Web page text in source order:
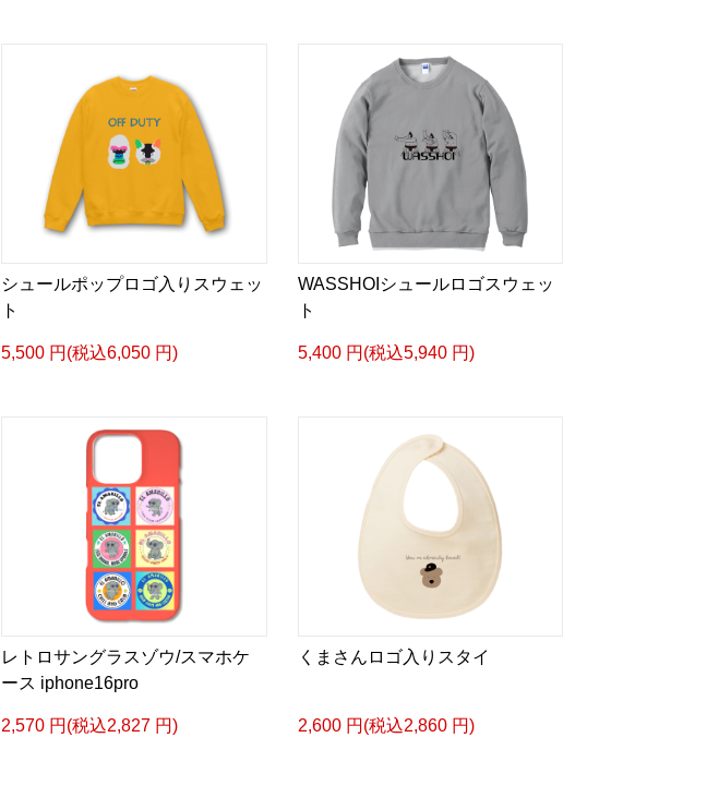
シュールポップロゴ入りスウェッ
ト
5,500 円(税込6,050 円)
WASSHOIシュールロゴスウェッ
ト
5,400 円(税込5,940 円)
レトロサングラスゾウ/スマホケ
ース iphone16pro
2,570 円(税込2,827 円)
くまさんロゴ入りスタイ
2,600 円(税込2,860 円)